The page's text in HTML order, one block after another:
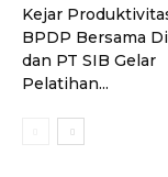
Kejar
BPDP Bersama
dan PT SIB Gelar
Pelatihan...